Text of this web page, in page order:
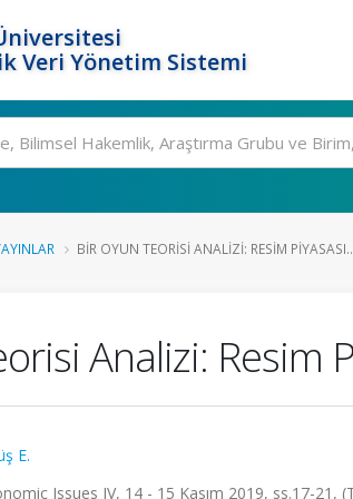
Veri Yönetim Sistemi
BIR OYUN TEORISI ANALIZI: RESIM
Analizi: Resim
E.
Issues IV, 14 - 15 Kasım 2019, ss.17-21,